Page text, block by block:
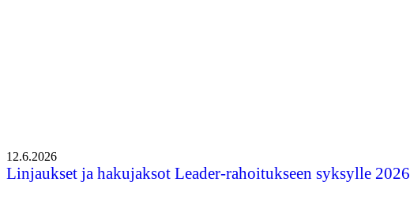
12.6.2026
Linjaukset ja hakujaksot Leader-rahoitukseen syksylle 2026